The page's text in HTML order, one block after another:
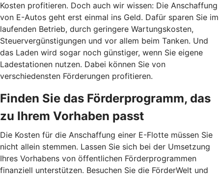
Kosten profitieren. Doch auch wir wissen: Die Anschaffung
von E-Autos geht erst einmal ins Geld. Dafür sparen Sie im
laufenden Betrieb, durch geringere Wartungskosten,
Steuervergünstigungen und vor allem beim Tanken. Und
das Laden wird sogar noch günstiger, wenn Sie eigene
Ladestationen nutzen. Dabei können Sie von
verschiedensten Förderungen profitieren.
Finden Sie das Förderprogramm, das
zu Ihrem Vorhaben passt
Die Kosten für die Anschaffung einer E-Flotte müssen Sie
nicht allein stemmen. Lassen Sie sich bei der Umsetzung
Ihres Vorhabens von öffentlichen Förderprogrammen
finanziell unterstützen. Besuchen Sie die FörderWelt und